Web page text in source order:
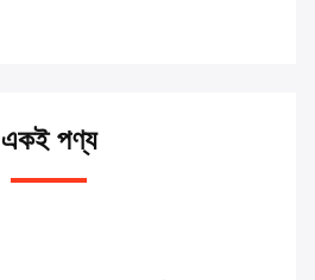
একই পণ্য